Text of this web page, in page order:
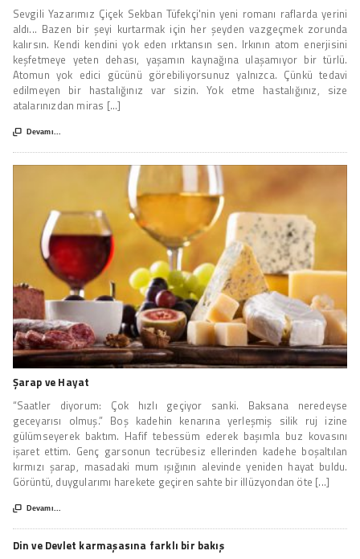
Sevgili Yazarımız Çiçek Sekban Tüfekçi'nin yeni romanı raflarda yerini
aldı... Bazen bir şeyi kurtarmak için her şeyden vazgeçmek zorunda
kalırsın. Kendi kendini yok eden ırktansın sen. Irkının atom enerjisini
keşfetmeye yeten dehası, yaşamın kaynağına ulaşamıyor bir türlü.
Atomun yok edici gücünü görebiliyorsunuz yalnızca. Çünkü tedavi
edilmeyen bir hastalığınız var sizin. Yok etme hastalığınız, size
atalarınızdan miras [...]
 Devamı...
Şarap ve Hayat
“Saatler diyorum: Çok hızlı geçiyor sanki. Baksana neredeyse
geceyarısı olmuş.” Boş kadehin kenarına yerleşmiş silik ruj izine
gülümseyerek baktım. Hafif tebessüm ederek başımla buz kovasını
işaret ettim. Genç garsonun tecrübesiz ellerinden kadehe boşaltılan
kırmızı şarap, masadaki mum ışığının alevinde yeniden hayat buldu.
Görüntü, duygularımı harekete geçiren sahte bir illüzyondan öte [...]
 Devamı...
Din ve Devlet karmaşasına farklı bir bakış